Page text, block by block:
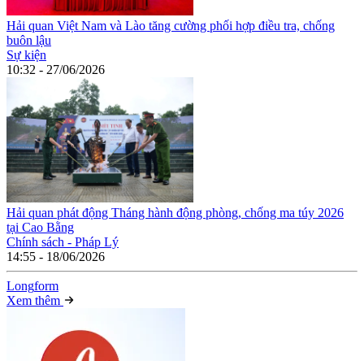
Hải quan Việt Nam và Lào tăng cường phối hợp điều tra, chống
buôn lậu
Sự kiện
10:32 - 27/06/2026
Hải quan phát động Tháng hành động phòng, chống ma túy 2026
tại Cao Bằng
Chính sách - Pháp Lý
14:55 - 18/06/2026
Longform
Xem thêm